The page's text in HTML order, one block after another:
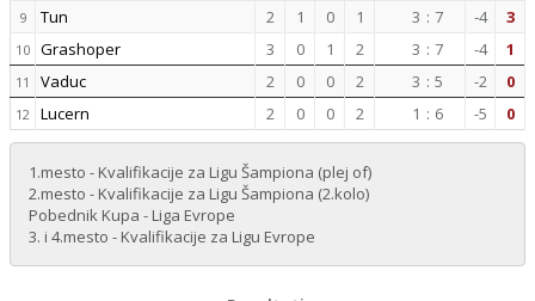
9 Tun 2 1 0 1 3 : 7 -4 3
10 Grashoper 3 0 1 2 3 : 7 -4 1
11 Vaduc 2 0 0 2 3 : 5 -2 0
12 Lucern 2 0 0 2 1 : 6 -5 0
1.mesto - Kvalifikacije za Ligu Šampiona (plej of)
2.mesto - Kvalifikacije za Ligu Šampiona (2.kolo)
Pobednik Kupa - Liga Evrope
3. i 4.mesto - Kvalifikacije za Ligu Evrope